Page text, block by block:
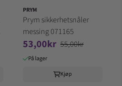
PRYM
Prym sikkerhetsnåler
messing 071165
53,00kr 55,00kr
På lager
Kjøp